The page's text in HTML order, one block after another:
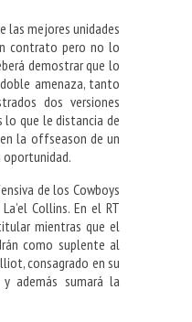
las mejores unidades
contrato pero no lo
demostrar que lo
amenaza, tanto
dos versiones
lo que le distancia de
la offseason de un
oportunidad.
de los Cowboys
Collins. En el RT
mientras que el
como suplente al
consagrado en su
además sumará la